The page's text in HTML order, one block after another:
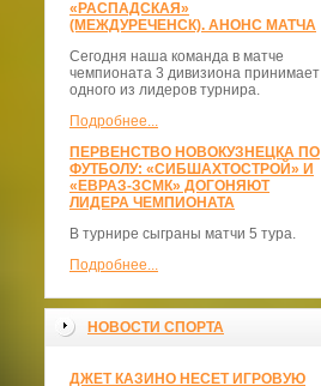
«РАСПАДСКАЯ»
(МЕЖДУРЕЧЕНСК). АНОНС МАТЧА
Сегодня наша команда в матче
чемпионата 3 дивизиона принимает
одного из лидеров турнира.
Подробнее...
ПЕРВЕНСТВО НОВОКУЗНЕЦКА ПО
ФУТБОЛУ: «СИБШАХТОСТРОЙ» И
«ЕВРАЗ-ЗСМК» ДОГОНЯЮТ
ЛИДЕРА ЧЕМПИОНАТА
В турнире сыграны матчи 5 тура.
Подробнее...
НОВОСТИ СПОРТА
ДЖЕТ КАЗИНО НЕСЕТ ИГРОВУЮ